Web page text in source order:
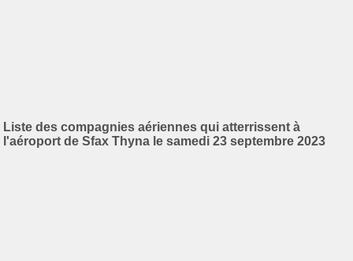
Liste des compagnies aériennes qui atterrissent à
l'aéroport de Sfax Thyna le samedi 23 septembre 2023